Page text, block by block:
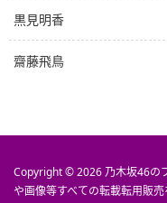
黒見明香
齋藤飛鳥
Copyright © 2026乃木坂46の
や画像等すべての転載転用販